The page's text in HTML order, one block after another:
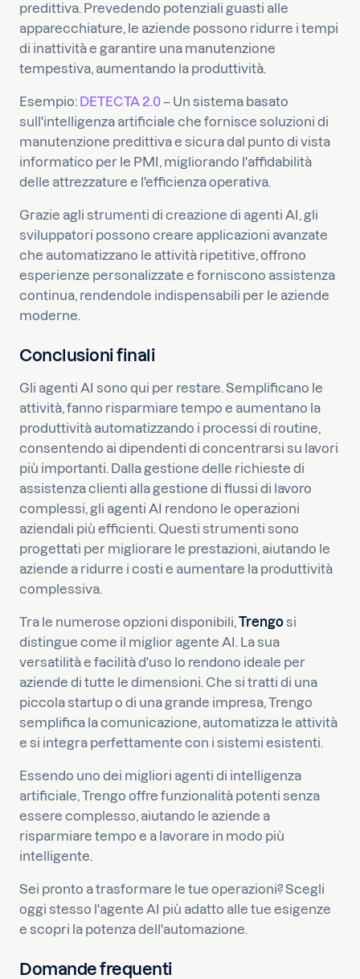
predittiva. Prevedendo potenziali guasti alle
apparecchiature, le aziende possono ridurre i tempi
di inattività e garantire una manutenzione
tempestiva, aumentando la produttività.
Esempio: DETECTA 2.0– Un sistema basato
sull'intelligenza artificiale che fornisce soluzioni di
manutenzione predittiva e sicura dal punto di vista
informatico per le PMI, migliorando l'affidabilità
delle attrezzature e l'efficienza operativa.
Grazie agli strumenti di creazione di agenti AI, gli
sviluppatori possono creare applicazioni avanzate
che automatizzano le attività ripetitive, offrono
esperienze personalizzate e forniscono assistenza
continua, rendendole indispensabili per le aziende
moderne.
Conclusioni finali
Gli agenti AI sono qui per restare. Semplificano le
attività, fanno risparmiare tempo e aumentano la
produttività automatizzando i processi di routine,
consentendo ai dipendenti di concentrarsi su lavori
più importanti. Dalla gestione delle richieste di
assistenza clienti alla gestione di flussi di lavoro
complessi, gli agenti AI rendono le operazioni
aziendali più efficienti. Questi strumenti sono
progettati per migliorare le prestazioni, aiutando le
aziende a ridurre i costi e aumentare la produttività
complessiva.
Tra le numerose opzioni disponibili,Trengosi
distingue come il miglior agente AI. La sua
versatilità e facilità d'uso lo rendono ideale per
aziende di tutte le dimensioni. Che si tratti di una
piccola startup o di una grande impresa, Trengo
semplifica la comunicazione, automatizza le attività
e si integra perfettamente con i sistemi esistenti.
Essendo uno dei migliori agenti di intelligenza
artificiale, Trengo offre funzionalità potenti senza
essere complesso, aiutando le aziende a
risparmiare tempo e a lavorare in modo più
intelligente.
Sei pronto a trasformare le tue operazioni? Scegli
oggi stesso l'agente AI più adatto alle tue esigenze
e scopri la potenza dell'automazione.
Domande frequenti